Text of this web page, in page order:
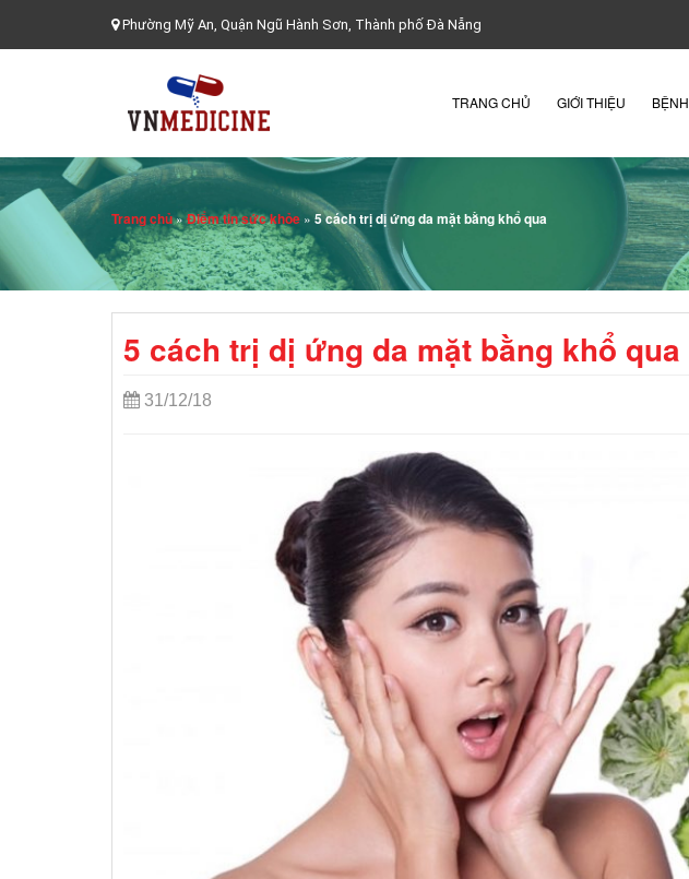
Phường Mỹ An, Quận Ngũ Hành Sơn, Thành phố Đà Nẵng
TRANG CHỦ GIỚI THIỆU BỆNH
Trang chủ»Điểm tin sức khỏe »5 cách trị dị ứng da mặt bằng khổ qua
5 cách trị dị ứng da mặt bằng khổ qua
31/12/18